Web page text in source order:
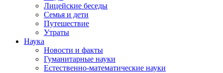
Лицейские беседы
Семья и дети
Путешествие
Утраты
Наука
Новости и факты
Гуманитарные науки
Естественно-математические науки